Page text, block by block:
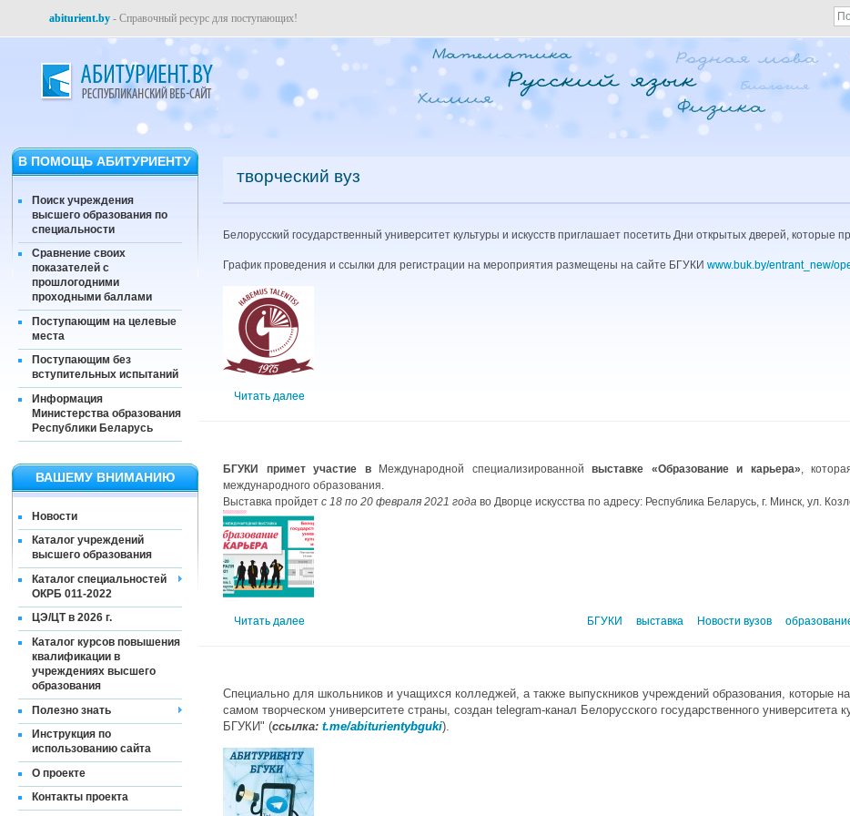
abiturient.by - Справочный ресурс для поступающих!
В ПОМОЩЬ АБИТУРИЕНТУ
Поиск учреждения
высшего образования по
специальности
Сравнение своих
показателей с
прошлогодними
проходными баллами
Поступающим на целевые
места
Поступающим без
вступительных испытаний
Информация
Министерства образования
Республики Беларусь
ВАШЕМУ ВНИМАНИЮ
Новости
Каталог учреждений
высшего образования
Каталог специальностей
ОКРБ 011-2022
ЦЭ/ЦТ в 2026 г.
Каталог курсов повышения
квалификации в
учреждениях высшего
образования
Полезно знать
Инструкция по
использованию сайта
О проекте
Контакты проекта
творческий вуз
Белорусский государственный университет культуры и искусств приглашает посетить Дни открытых дверей, которые
График проведения и ссылки для регистрации на мероприятия размещены на сайте БГУКИ www.buk.by/entrant_new/
Читать далее
БГУКИ примет участие вМеждународной специализированнойвыставке «Образование и карьера»,
международного образования.
Выставка пройдет с 18 по 20 февраля 2021 года во Дворце искусства по адресу: Республика Беларусь, г. Минск, ул.
БГУКИ выставка Новости вузов
Читать далее
Специально для школьников и учащихся колледжей, а также выпускников учреждений образования, которые
самом творческом университете страны, создан telegram-канал Белорусского государственного университета
БГУКИ" (ссылка: t.me/abiturientybguki).